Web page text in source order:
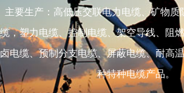
主要生产：高低压交联电力电缆、矿物质
缆，塑力电缆、控制电缆、架空导线、阻
卤电缆、预制分支电缆、屏蔽电缆、耐高
种特种电缆产品。